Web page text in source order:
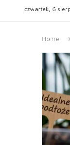
czwartek, 6
Home